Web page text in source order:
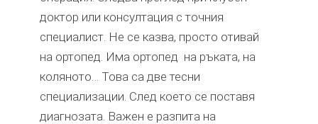
доктор или консултация с точния
специалист. Не се казва, просто отивай
на ортопед. Има ортопед на ръката, на
коляното… Това са две тесни
специализации. След което се поставя
диагнозата. Важен е разпита на